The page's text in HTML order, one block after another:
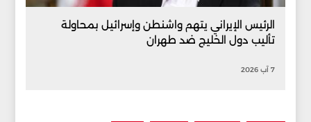
الرئيس الإيراني يتهم واشنطن وإسرائيل بمحاولة
تأليب دول الخليج ضد طهران
7 آب 2026